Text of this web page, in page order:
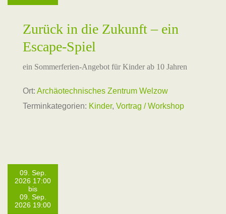
Zurück in die Zukunft – ein
Escape-Spiel
ein Sommerferien-Angebot für Kinder ab 10 Jahren
Ort: Archäotechnisches Zentrum Welzow
Terminkategorien: Kinder, Vortrag / Workshop
09. Sep.
2026 17:00
bis
09. Sep.
2026 19:00